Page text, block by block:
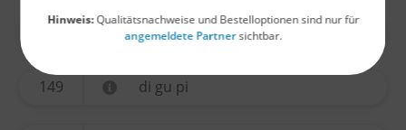
Hinweis:Qualitätsnachweise und Bestelloptionen sind nur für
angemeldete Partnersichtbar.
sang ji sheng
149 di gu pi